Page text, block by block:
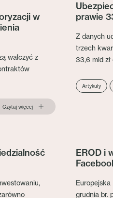
w
walczyć z
Czytaj więcej
prawie
Z danych
trzech
33,6 mld zł
Artykuły
EROD i
grudnia br.